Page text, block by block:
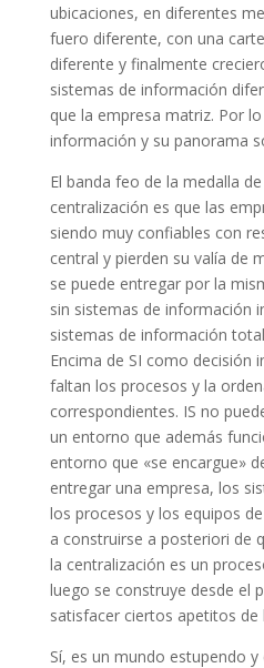
ubicaciones, en diferentes
fuero diferente, con una
diferente y finalmente
sistemas de información
que la empresa matriz. Por
información y su panorama
El banda feo de la medalla
centralización es que las
siendo muy confiables con
central y pierden su valía de
se puede entregar por la
sin sistemas de información
sistemas de información
Encima de SI como decisión
faltan los procesos y la
correspondientes. IS no
un entorno que además
entorno que «se encargue»
entregar una empresa, los
los procesos y los equipos
a construirse a posteriori de
la centralización es un
luego se construye desde el
satisfacer ciertos apetitos de
Sí, es un mundo estupendo